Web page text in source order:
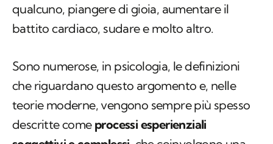
qualcuno, piangere di gioia, aumentare il
battito cardiaco, sudare e molto altro.
Sono numerose, in psicologia, le definizioni
che riguardano questo argomento e, nelle
teorie moderne, vengono sempre più spesso
descritte comeprocessi esperienziali